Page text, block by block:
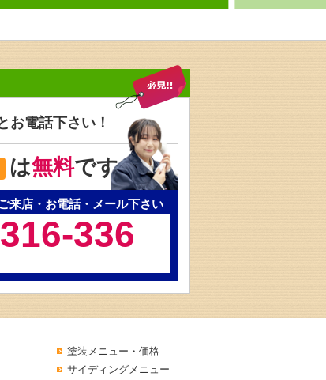
お電話下さい！
は無料です
来店・お電話・メール下さい
336
塗装メニュー・価格
サイディングメニュー